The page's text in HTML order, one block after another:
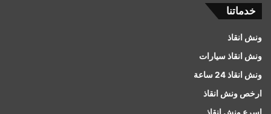
خدماتنا
ونش انقاذ
ونش انقاذ سيارات
ونش انقاذ 24 ساعة
ارخص ونش انقاذ